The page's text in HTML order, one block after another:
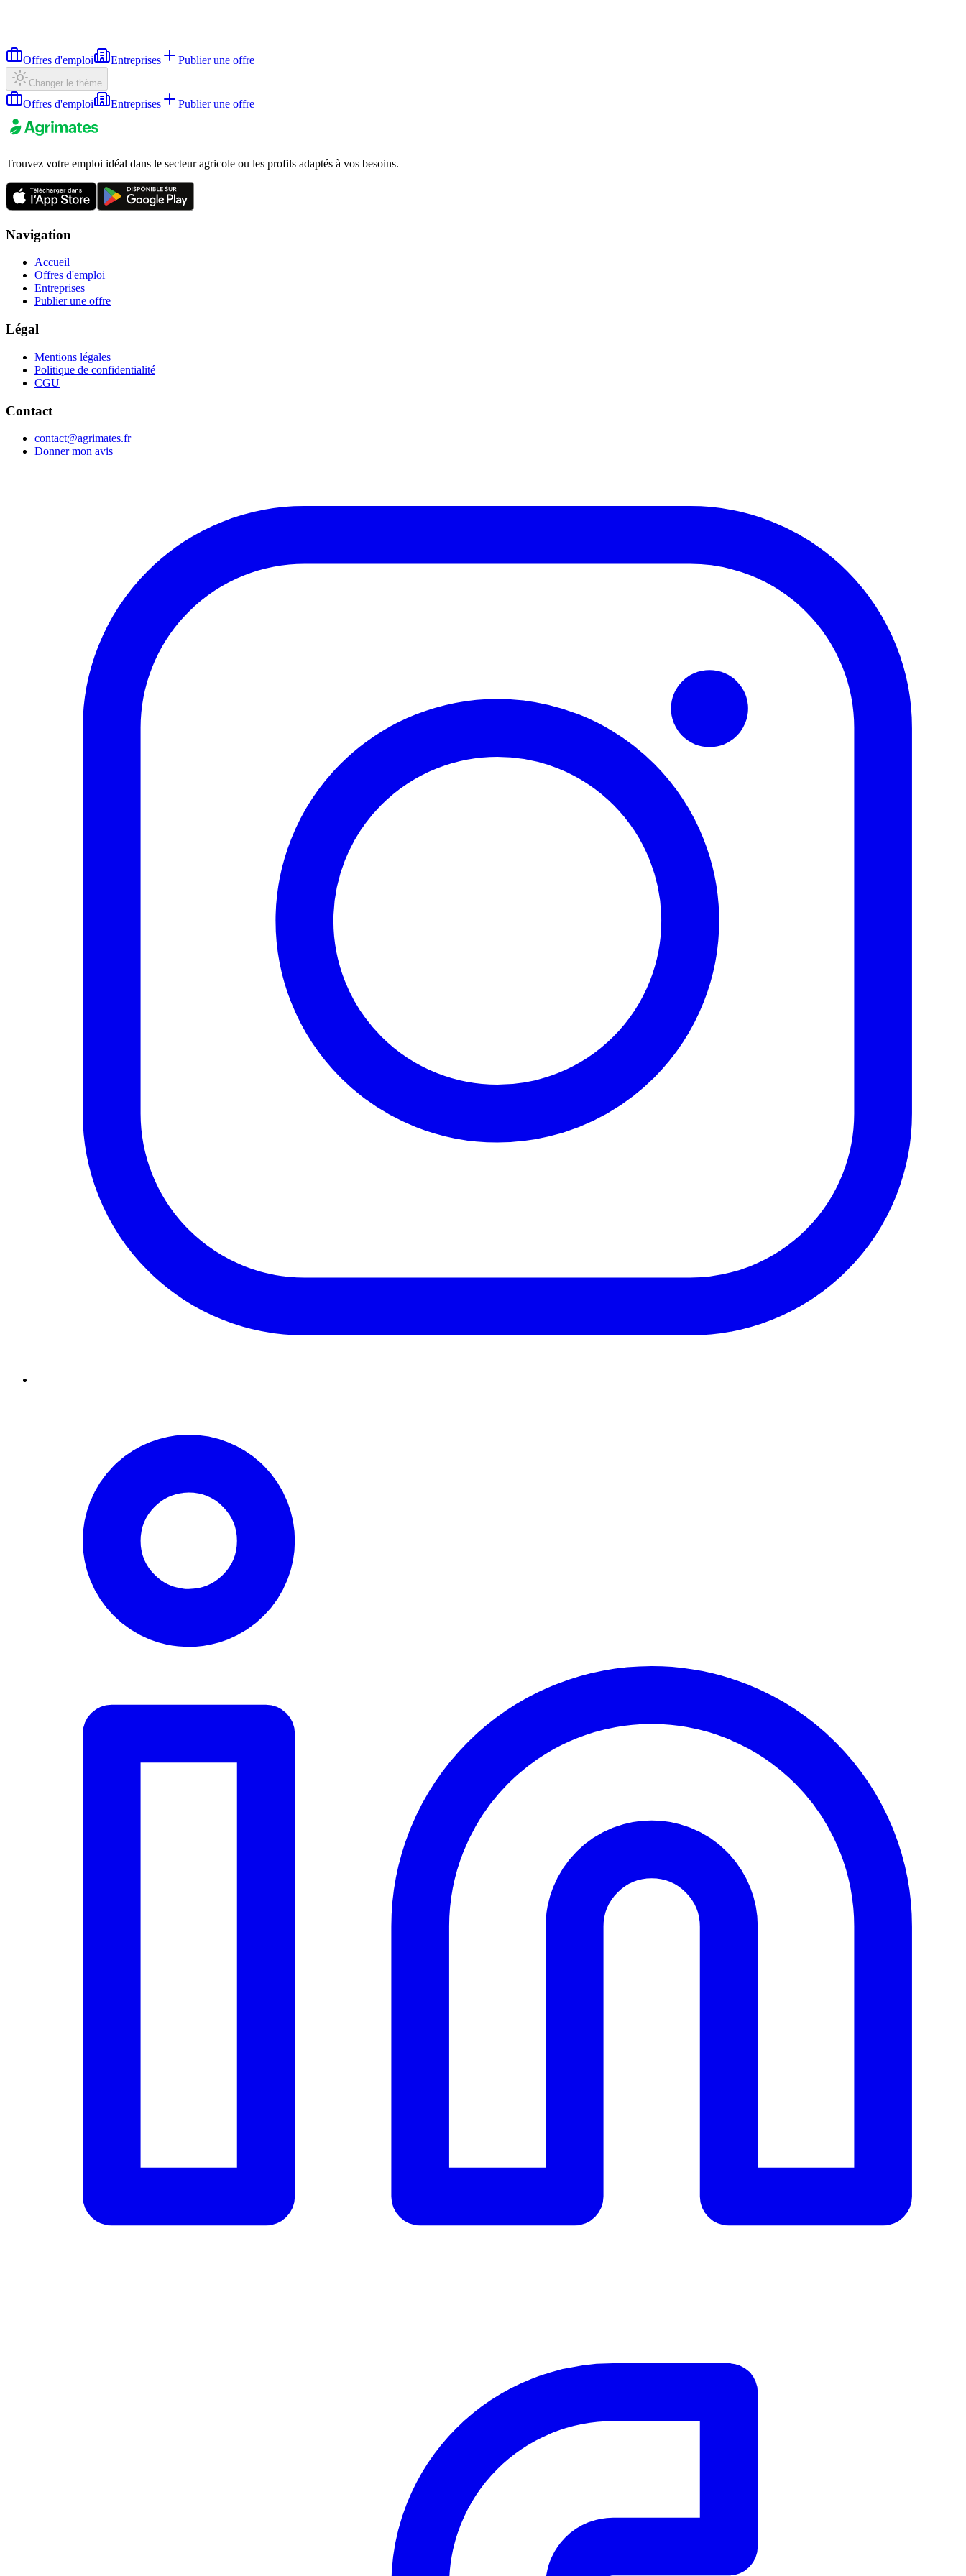
Offres d'emploi Entreprises Publier une offre
Changer le thème
Offres d'emploi Entreprises Publier une offre
Trouvez votre emploi idéal dans le secteur agricole ou les profils adaptés à vos besoins.
Navigation
Accueil
Offres d'emploi
Entreprises
Publier une offre
Légal
Mentions légales
Politique de confidentialité
CGU
Contact
contact@agrimates.fr
Donner mon avis